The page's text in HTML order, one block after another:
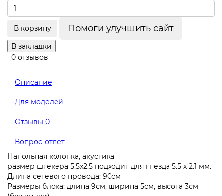
В корзину Помоги улучшить сайт
В закладки
0 отзывов
Описание
Для моделей
Отзывы 0
Вопрос-ответ
Напольная колонка, акустика
размер штекера 5.5x2.5 подходит для гнезда 5.5 х 2.1 мм.
Длина сетевого провода: 90см
Размеры блока: длина 9см, ширина 5см, высота 3см